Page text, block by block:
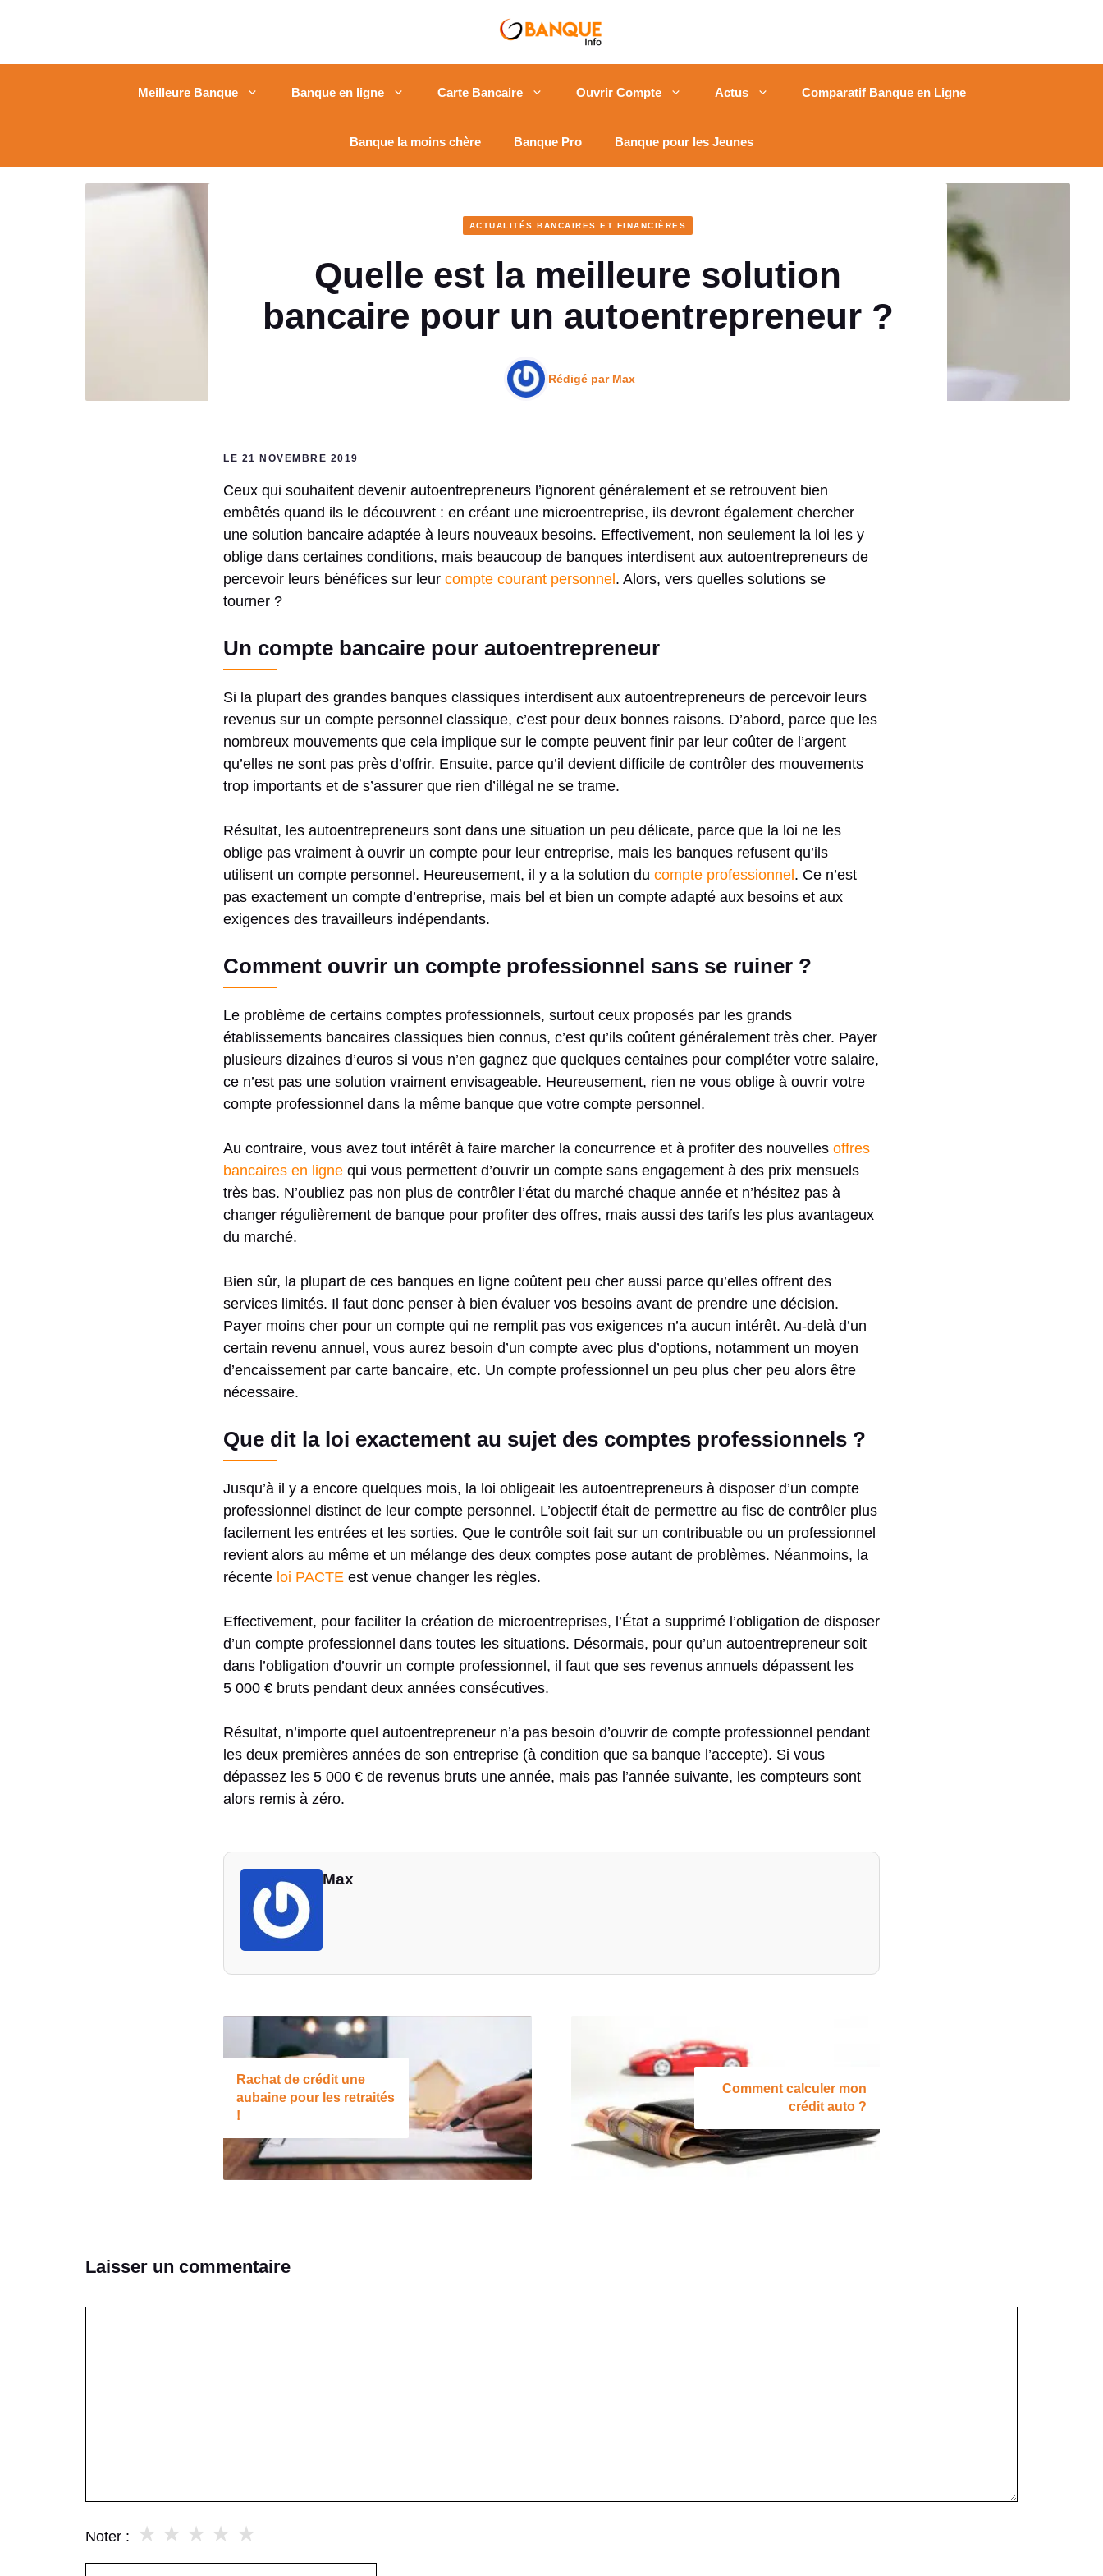
Meilleure Banque Banque en ligne Carte Bancaire Ouvrir Compte Actus Comparatif Banque en Ligne
Banque la moins chère Banque Pro Banque pour les Jeunes
ACTUALITÉS BANCAIRES ET FINANCIÈRES
Quelle est la meilleure solution
bancaire pour un autoentrepreneur ?
Rédigé par Max
LE 21 NOVEMBRE 2019
Ceux qui souhaitent devenir autoentrepreneurs l’ignorent généralement et se retrouvent bien
embêtés quand ils le découvrent : en créant une microentreprise, ils devront également chercher
une solution bancaire adaptée à leurs nouveaux besoins. Effectivement, non seulement la loi les y
oblige dans certaines conditions, mais beaucoup de banques interdisent aux autoentrepreneurs de
percevoir leurs bénéfices sur leur compte courant personnel . Alors, vers quelles solutions se
tourner ?
Un compte bancaire pour autoentrepreneur
Si la plupart des grandes banques classiques interdisent aux autoentrepreneurs de percevoir leurs
revenus sur un compte personnel classique, c’est pour deux bonnes raisons. D’abord, parce que les
nombreux mouvements que cela implique sur le compte peuvent finir par leur coûter de l’argent
qu’elles ne sont pas près d’offrir. Ensuite, parce qu’il devient difficile de contrôler des mouvements
trop importants et de s’assurer que rien d’illégal ne se trame.
Résultat, les autoentrepreneurs sont dans une situation un peu délicate, parce que la loi ne les
oblige pas vraiment à ouvrir un compte pour leur entreprise, mais les banques refusent qu’ils
utilisent un compte personnel. Heureusement, il y a la solution du compte professionnel . Ce n’est
pas exactement un compte d’entreprise, mais bel et bien un compte adapté aux besoins et aux
exigences des travailleurs indépendants.
Comment ouvrir un compte professionnel sans se ruiner ?
Le problème de certains comptes professionnels, surtout ceux proposés par les grands
établissements bancaires classiques bien connus, c’est qu’ils coûtent généralement très cher. Payer
plusieurs dizaines d’euros si vous n’en gagnez que quelques centaines pour compléter votre salaire,
ce n’est pas une solution vraiment envisageable. Heureusement, rien ne vous oblige à ouvrir votre
compte professionnel dans la même banque que votre compte personnel.
Au contraire, vous avez tout intérêt à faire marcher la concurrence et à profiter des nouvelles offres
bancaires en ligne qui vous permettent d’ouvrir un compte sans engagement à des prix mensuels
très bas. N’oubliez pas non plus de contrôler l’état du marché chaque année et n’hésitez pas à
changer régulièrement de banque pour profiter des offres, mais aussi des tarifs les plus avantageux
du marché.
Bien sûr, la plupart de ces banques en ligne coûtent peu cher aussi parce qu’elles offrent des
services limités. Il faut donc penser à bien évaluer vos besoins avant de prendre une décision.
Payer moins cher pour un compte qui ne remplit pas vos exigences n’a aucun intérêt. Au-delà d’un
certain revenu annuel, vous aurez besoin d’un compte avec plus d’options, notamment un moyen
d’encaissement par carte bancaire, etc. Un compte professionnel un peu plus cher peu alors être
nécessaire.
Que dit la loi exactement au sujet des comptes professionnels ?
Jusqu’à il y a encore quelques mois, la loi obligeait les autoentrepreneurs à disposer d’un compte
professionnel distinct de leur compte personnel. L’objectif était de permettre au fisc de contrôler plus
facilement les entrées et les sorties. Que le contrôle soit fait sur un contribuable ou un professionnel
revient alors au même et un mélange des deux comptes pose autant de problèmes. Néanmoins, la
récente loi PACTE est venue changer les règles.
Effectivement, pour faciliter la création de microentreprises, l’État a supprimé l’obligation de disposer
d’un compte professionnel dans toutes les situations. Désormais, pour qu’un autoentrepreneur soit
dans l’obligation d’ouvrir un compte professionnel, il faut que ses revenus annuels dépassent les
5 000 € bruts pendant deux années consécutives.
Résultat, n’importe quel autoentrepreneur n’a pas besoin d’ouvrir de compte professionnel pendant
les deux premières années de son entreprise (à condition que sa banque l’accepte). Si vous
dépassez les 5 000 € de revenus bruts une année, mais pas l’année suivante, les compteurs sont
alors remis à zéro.
Max
Rachat de crédit une
aubaine pour les retraités
!
Comment calculer mon
crédit auto ?
Laisser un commentaire
Noter : ★
★
★
★
★